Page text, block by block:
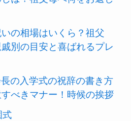
いの相場はいくら？祖父
別の目安と喜ばれるプレ
の入学式の祝辞の書き方
べきマナー！時候の挨拶
式